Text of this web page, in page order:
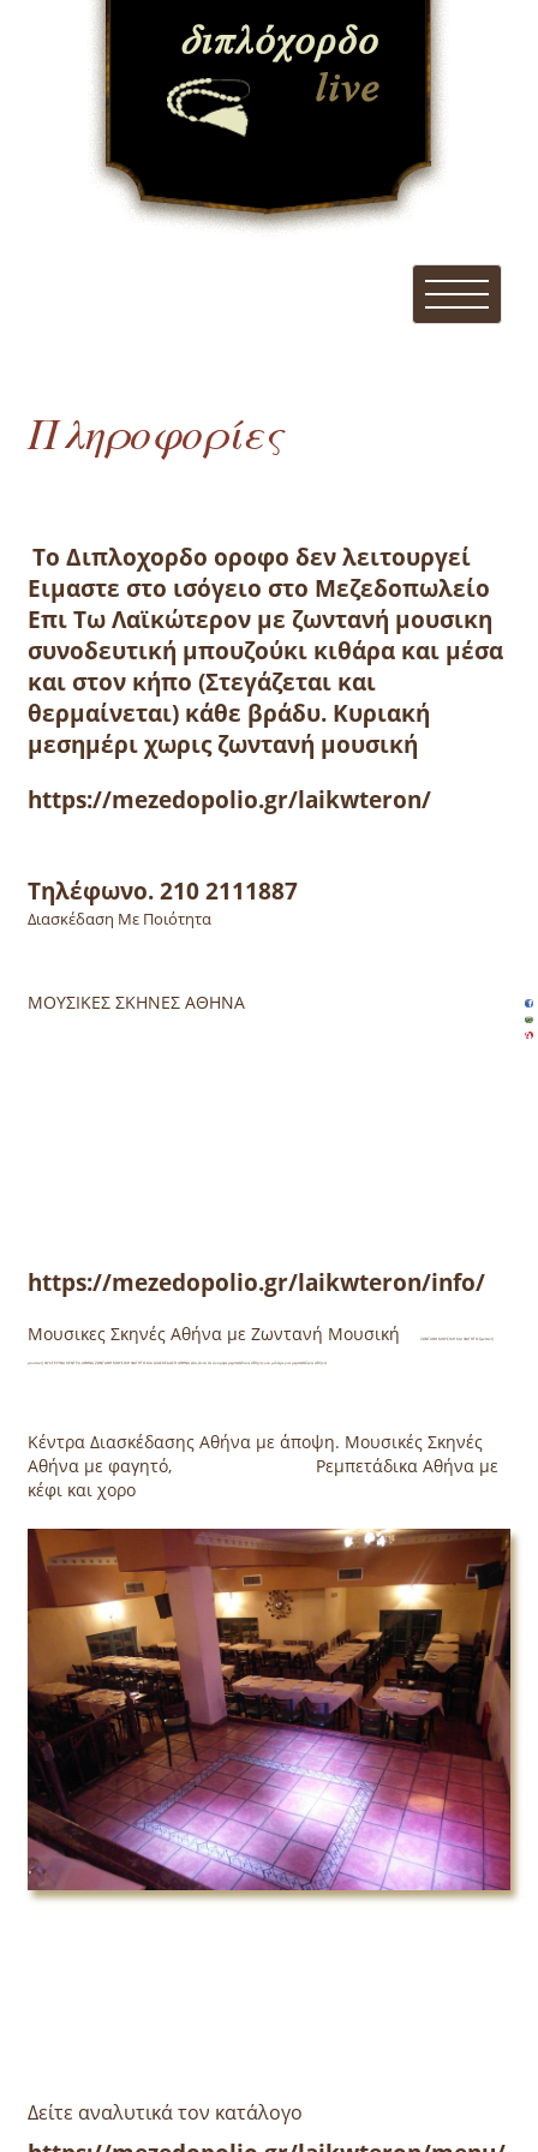
Πληροφορίες
Το Διπλοχορδοοροφο δεν λειτουργεί
Ειμαστε στο ισόγειο στο Μεζεδοπωλείο
Επι Τω Λαϊκώτερον με ζωντανή μουσικη
συνοδευτική μπουζούκι κιθάρα και μέσα
και στον κήπο (Στεγάζεται και
θερμαίνεται) κάθε βράδυ. Κυριακή
μεσημέρι χωρις ζωντανή μουσική
https://mezedopolio.gr/laikwteron/
Τηλέφωνο. 210 2111887
Διασκέδαση Με Ποιότητα
ΜΟΥΣΙΚΕΣ ΣΚΗΝΕΣ ΑΘΗΝΑ
https://mezedopolio.gr/laikwteron/info/
Μουσικες Σκηνές Αθήνα με Ζωντανή Μουσική ΖΩΝΤΑΝΗ ΜΟΥΣΙΚΗ ΚΑΙ ΦΑΓΗΤΟ ζωντανή
μουσική ΝΥΧΤΕΡΙΝΑ ΚΕΝΤΡΑ ΑΘΗΝΑ ΖΩΝΤΑΝΗ ΜΟΥΣΙΚΗ ΦΑΓΗΤΟ ΚΑΙ ΔΙΑΣΚΕΔΑΣΗ ΑΘΗΝΑ ετσι είναι τα όνορφα ρεμπετάδικα Αθήνα.ναι μιλάμε για ρεμπετάδικα Αθήνα
Κέντρα Διασκέδασης Αθήνα με άποψη. Μουσικές Σκηνές
Αθήνα με φαγητό, Ρεμπετάδικα Αθήνα με
κέφι και χορο
Δείτε αναλυτικά τον κατάλογο